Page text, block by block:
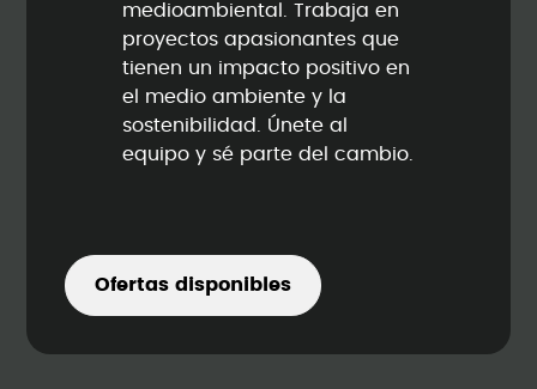
medioambiental. Trabaja en
proyectos apasionantes que
tienen un impacto positivo en
el medio ambiente y la
sostenibilidad. Únete al
equipo y sé parte del cambio.
Ofertas disponibles